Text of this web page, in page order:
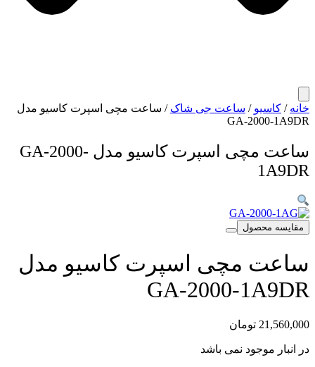
خانه/کاسیو/ساعت جی شاک/ ساعت مچی اسپرت کاسیو مدل
GA-2000-1A9DR
ساعت مچی اسپرت کاسیو مدل GA-2000-
1A9DR
مقایسه محصول
ساعت مچی اسپرت کاسیو مدل
GA-2000-1A9DR
21,560,000 تومان
در انبار موجود نمی باشد